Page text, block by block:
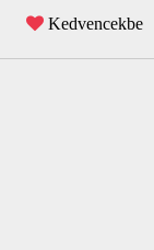
Kedvencekbe